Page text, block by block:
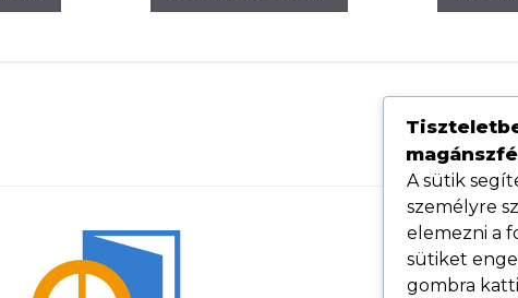
A sütik
személyre
elemezni a
sütiket
gombra